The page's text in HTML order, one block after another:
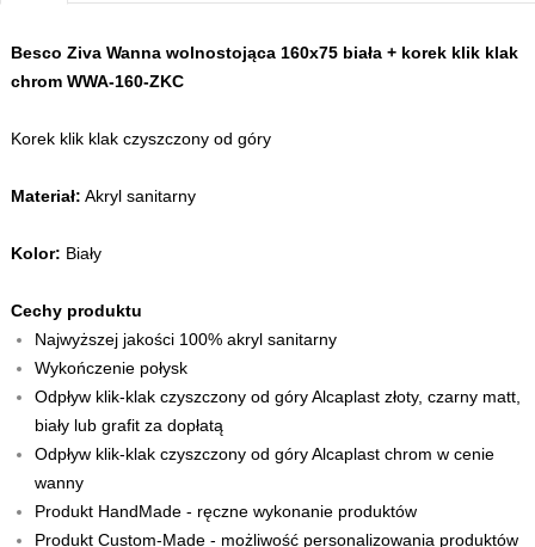
Besco Ziva Wanna wolnostojąca 160x75 biała + korek klik klak
chrom WWA-160-ZKC
Korek klik klak czyszczony od góry
Materiał: Akryl sanitarny
Kolor: Biały
Cechy produktu
Najwyższej jakości 100% akryl sanitarny
Wykończenie połysk
Odpływ klik-klak czyszczony od góry Alcaplast złoty, czarny matt,
biały lub grafit za dopłatą
Odpływ klik-klak czyszczony od góry Alcaplast chrom w cenie
wanny
Produkt HandMade - ręczne wykonanie produktów
Produkt Custom-Made - możliwość personalizowania produktów